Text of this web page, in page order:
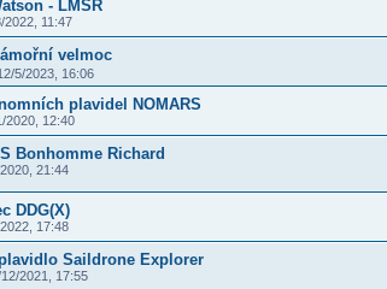
- LMSR
2022, 11:47
velmoc
5/2023, 16:06
plavidel NOMARS
2020, 12:40
Bonhomme Richard
21:44
DDG(X)
17:48
Saildrone Explorer
12/2021, 17:55